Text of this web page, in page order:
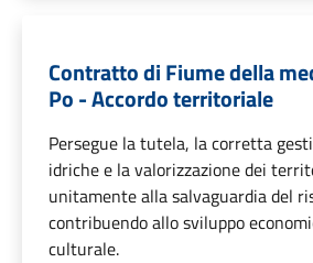
Contratto di Fiume della
Po - Accordo territoriale
Persegue la tutela, la corretta
idriche e la valorizzazione dei
unitamente alla salvaguardia del
contribuendo allo sviluppo
culturale.